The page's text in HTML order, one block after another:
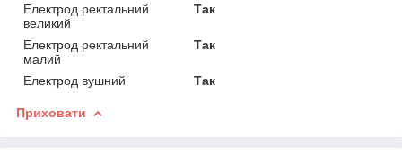
Електрод ректальний
великий
Так
Електрод ректальний
малий
Так
Електрод вушний Так
Приховати